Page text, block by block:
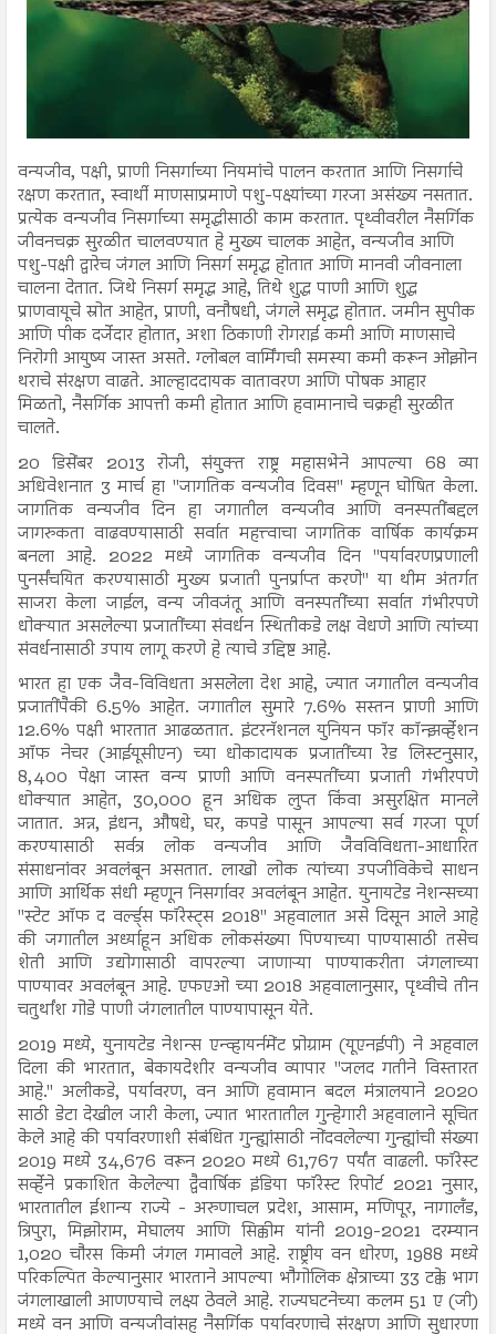
वन्यजीव, पक्षी, प्राणी निसर्गाच्या नियमांचे पालन करतात आणि निसर्गाचे
रक्षण करतात, स्वार्थी माणसाप्रमाणे पशु-पक्ष्यांच्या गरजा असंख्य नसतात.
प्रत्येक वन्यजीव निसर्गाच्या समृद्धीसाठी काम करतात. पृथ्वीवरील नैसर्गिक
जीवनचक्र सुरळीत चालवण्यात हे मुख्य चालक आहेत, वन्यजीव आणि
पशु-पक्षी द्वारेच जंगल आणि निसर्ग समृद्ध होतात आणि मानवी जीवनाला
चालना देतात. जिथे निसर्ग समृद्ध आहे, तिथे शुद्ध पाणी आणि शुद्ध
प्राणवायूचे स्रोत आहेत, प्राणी, वनौषधी, जंगले समृद्ध होतात. जमीन सुपीक
आणि पीक दर्जेदार होतात, अशा ठिकाणी रोगराई कमी आणि माणसाचे
निरोगी आयुष्य जास्त असते. ग्लोबल वार्मिंगची समस्या कमी करून ओझोन
थराचे संरक्षण वाढते. आल्हाददायक वातावरण आणि पोषक आहार
मिळतो, नैसर्गिक आपत्ती कमी होतात आणि हवामानाचे चक्रही सुरळीत
चालते.
20 डिसेंबर 2013 रोजी, संयुक्त राष्ट्र महासभेने आपल्या 68 व्या
अधिवेशनात 3 मार्च हा "जागतिक वन्यजीव दिवस" म्हणून घोषित केला.
जागतिक वन्यजीव दिन हा जगातील वन्यजीव आणि वनस्पतींबद्दल
जागरुकता वाढवण्यासाठी सर्वात महत्त्वाचा जागतिक वार्षिक कार्यक्रम
बनला आहे. 2022 मध्ये जागतिक वन्यजीव दिन "पर्यावरणप्रणाली
पुनर्संचयित करण्यासाठी मुख्य प्रजाती पुनर्प्राप्त करणे" या थीम अंतर्गत
साजरा केला जाईल, वन्य जीवजंतू आणि वनस्पतींच्या सर्वात गंभीरपणे
धोक्यात असलेल्या प्रजातींच्या संवर्धन स्थितीकडे लक्ष वेधणे आणि त्यांच्या
संवर्धनासाठी उपाय लागू करणे हे त्याचे उद्दिष्ट आहे.
भारत हा एक जैव-विविधता असलेला देश आहे, ज्यात जगातील वन्यजीव
प्रजातींपैकी 6.5% आहेत. जगातील सुमारे 7.6% सस्तन प्राणी आणि
12.6% पक्षी भारतात आढळतात. इंटरनॅशनल युनियन फॉर कॉन्झर्व्हेशन
ऑफ नेचर (आईयूसीएन) च्या धोकादायक प्रजातींच्या रेड लिस्टनुसार,
8,400 पेक्षा जास्त वन्य प्राणी आणि वनस्पतींच्या प्रजाती गंभीरपणे
धोक्यात आहेत, 30,000 हून अधिक लुप्त किंवा असुरक्षित मानले
जातात. अन्न, इंधन, औषधे, घर, कपडे पासून आपल्या सर्व गरजा पूर्ण
करण्यासाठी सर्वत्र लोक वन्यजीव आणि जैवविविधता-आधारित
संसाधनांवर अवलंबून असतात. लाखो लोक त्यांच्या उपजीविकेचे साधन
आणि आर्थिक संधी म्हणून निसर्गावर अवलंबून आहेत. युनायटेड नेशन्सच्या
"स्टेट ऑफ द वर्ल्ड्स फॉरेस्ट्स 2018" अहवालात असे दिसून आले आहे
की जगातील अर्ध्याहून अधिक लोकसंख्या पिण्याच्या पाण्यासाठी तसेच
शेती आणि उद्योगासाठी वापरल्या जाणाऱ्या पाण्याकरीता जंगलाच्या
पाण्यावर अवलंबून आहे. एफएओ च्या 2018 अहवालानुसार, पृथ्वीचे तीन
चतुर्थांश गोडे पाणी जंगलातील पाण्यापासून येते.
2019 मध्ये, युनायटेड नेशन्स एन्व्हायर्नमेंट प्रोग्राम (यूएनईपी) ने अहवाल
दिला की भारतात, बेकायदेशीर वन्यजीव व्यापार "जलद गतीने विस्तारत
आहे." अलीकडे, पर्यावरण, वन आणि हवामान बदल मंत्रालयाने 2020
साठी डेटा देखील जारी केला, ज्यात भारतातील गुन्हेगारी अहवालाने सूचित
केले आहे की पर्यावरणाशी संबंधित गुन्ह्यांसाठी नोंदवलेल्या गुन्ह्यांची संख्या
2019 मध्ये 34,676 वरून 2020 मध्ये 61,767 पर्यंत वाढली. फॉरेस्ट
सर्व्हेने प्रकाशित केलेल्या द्वैवार्षिक इंडिया फॉरेस्ट रिपोर्ट 2021 नुसार,
भारतातील ईशान्य राज्ये - अरुणाचल प्रदेश, आसाम, मणिपूर, नागालँड,
त्रिपुरा, मिझोराम, मेघालय आणि सिक्कीम यांनी 2019-2021 दरम्यान
1,020 चौरस किमी जंगल गमावले आहे. राष्ट्रीय वन धोरण, 1988 मध्ये
परिकल्पित केल्यानुसार भारताने आपल्या भौगोलिक क्षेत्राच्या 33 टक्के भाग
जंगलाखाली आणण्याचे लक्ष्य ठेवले आहे. राज्यघटनेच्या कलम 51 ए (जी)
मध्ये वन आणि वन्यजीवांसह नैसर्गिक पर्यावरणाचे संरक्षण आणि सुधारणा